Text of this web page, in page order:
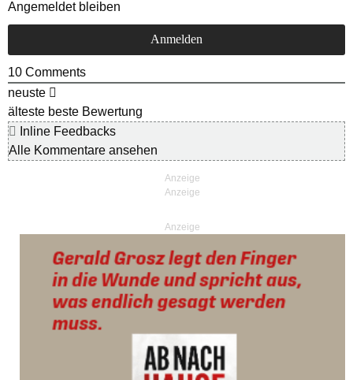
Angemeldet bleiben
10 Comments
neuste
älteste beste Bewertung
Inline Feedbacks
Alle Kommentare ansehen
Anzeige